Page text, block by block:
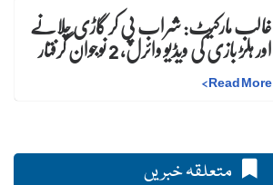
غالب مارکیٹ: شراب پی کر گاڑی چلانے
اور ہلڑ بازی کی ویڈیو وائرل، 2 نوجوان گرفتار
Read More
>
متعلقہ خبریں